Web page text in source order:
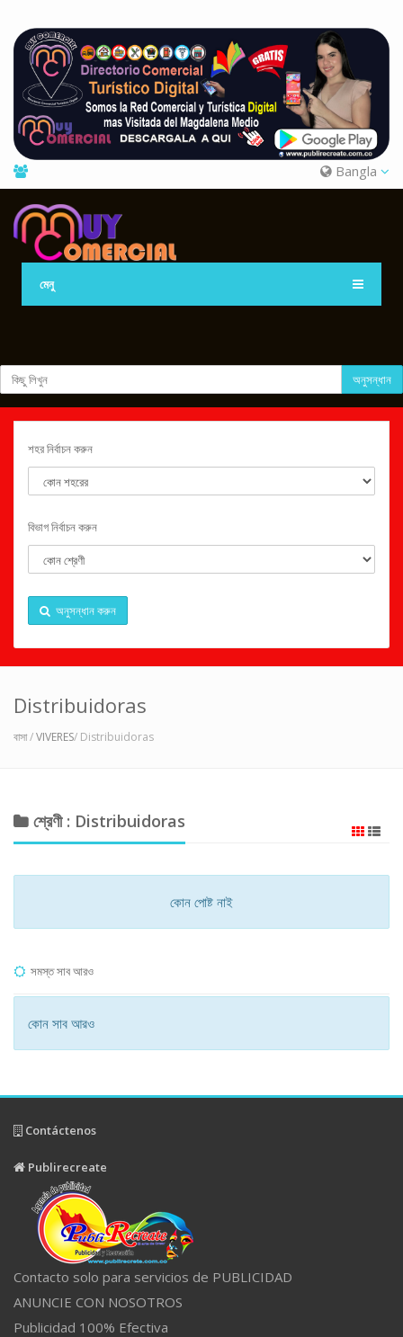
Bangla
মেনু
অনুসন্ধান
শহর নির্বাচন করুন
বিভাগ নির্বাচন করুন
অনুসন্ধান করুন
Distribuidoras
বাসা/VIVERES/ Distribuidoras
শ্রেণী : Distribuidoras
কোন পোষ্ট নাই
সমস্ত সাব আরও
কোন সাব আরও
Contáctenos
Publirecreate
Contacto solo para servicios de PUBLICIDAD
ANUNCIE CON NOSOTROS
Publicidad 100% Efectiva